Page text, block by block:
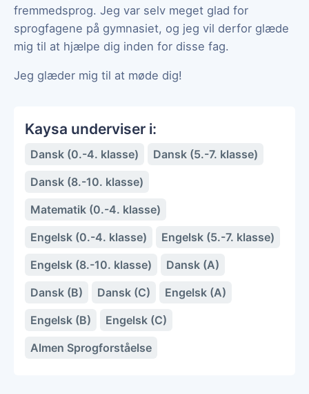
fremmedsprog. Jeg var selv meget glad for
sprogfagene på gymnasiet, og jeg vil derfor glæde
mig til at hjælpe dig inden for disse fag.
Jeg glæder mig til at møde dig!
Kaysa underviser i:
Dansk (0.-4. klasse)
Dansk (5.-7. klasse)
Dansk (8.-10. klasse)
Matematik (0.-4. klasse)
Engelsk (0.-4. klasse)
Engelsk (5.-7. klasse)
Engelsk (8.-10. klasse)
Dansk (A)
Dansk (B)
Dansk (C)
Engelsk (A)
Engelsk (B)
Engelsk (C)
Almen Sprogforståelse